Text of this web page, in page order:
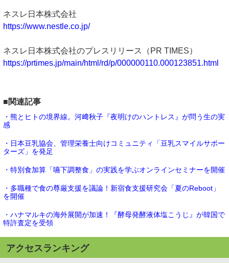
ネスレ日本株式会社
https://www.nestle.co.jp/
ネスレ日本株式会社のプレスリリース（PR TIMES）
https://prtimes.jp/main/html/rd/p/000000110.000123851.html
■関連記事
・熊とヒトの境界線。河﨑秋子『夜明けのハントレス』が問う生の実
感
・日本豆乳協会、管理栄養士向けコミュニティ「豆乳スマイルサポー
ターズ」を発足
・特別食加算「嚥下調整食」の実践を学ぶオンラインセミナーを開催
・多職種で食の尊厳支援を議論！新宿食支援研究会「夏のReboot」
を開催
・ハナマルキの海外展開が加速！『酵母発酵液体塩こうじ』が韓国で
特許査定を受領
アクセスランキング